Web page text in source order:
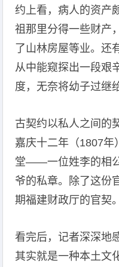
约上看，病人的资产
祖那里分得一些财产
了山林房屋等业。还
从中能窥探出一段艰
度，无奈将幼子过继
古契约以私人之间的
嘉庆十二年（1807年
堂——一位姓李的相
爷的私章。除了这份
期福建财政厅的官契。
看完后，记者深深地
其实就是一种本土文